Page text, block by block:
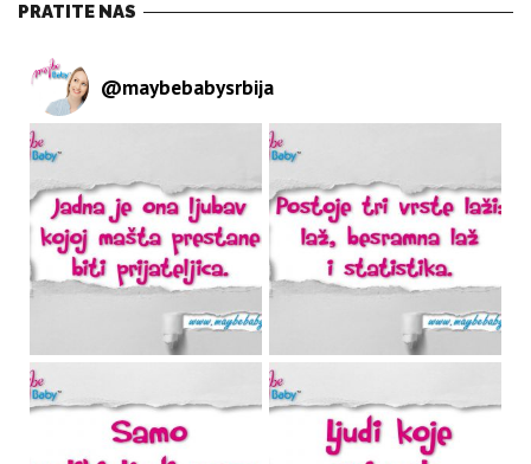
PRATITE NAS
@maybebabysrbija